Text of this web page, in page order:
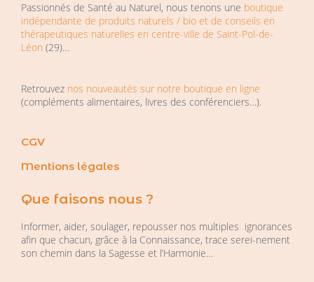
Passionnés de Santé au Naturel, nous tenons une boutique
indépendante de produits naturels / bio et de conseils en
thérapeutiques naturelles en centre-ville de Saint-Pol-de-
Léon (29)…
Retrouvez nos nouveautés sur notre boutique en ligne
(compléments alimentaires, livres des conférenciers…).
CGV
Mentions légales
Que faisons nous ?
Informer, aider, soulager, repousser nos multiples ignorances
afin que chacun, grâce à la Connaissance, trace serei-nement
son chemin dans la Sagesse et l’Harmonie…